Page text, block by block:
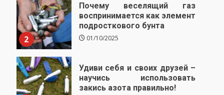
2
Почему веселящий газ
воспринимается как элемент
подросткового бунта
01/10/2025
Удиви себя и своих друзей –
научись использовать
закись азота правильно!